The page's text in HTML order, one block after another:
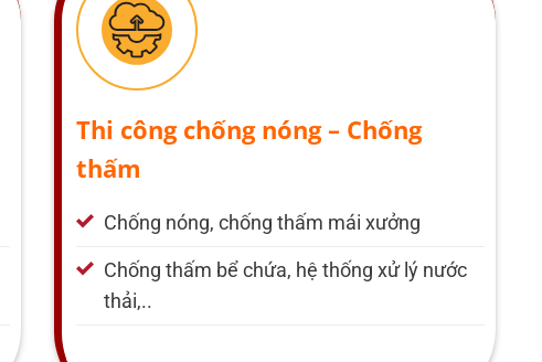
Thi công chống nóng – Chống
thấm
Chống nóng, chống thấm mái xưởng
Chống thấm bể chứa, hệ thống xử lý nước
thải,..